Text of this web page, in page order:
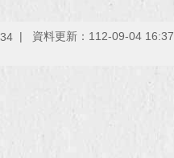
資料更新：112-09-04 16:37